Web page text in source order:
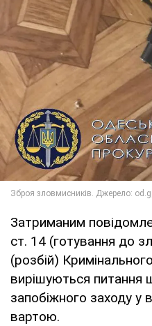
Затриманим
ст. 14 (готування до
(розбій)
вирішуються
запобіжного заходу у
вартою.